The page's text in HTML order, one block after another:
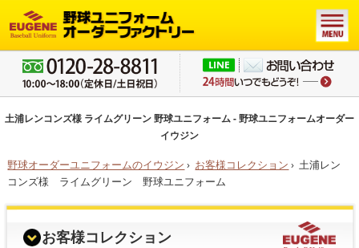
土浦レンコンズ様 ライムグリーン 野球ユニフォーム - 野球ユニフォームオーダー
イウジン
野球オーダーユニフォームのイウジン › お客様コレクション › 土浦レン
コンズ様 ライムグリーン 野球ユニフォーム
お客様コレクション